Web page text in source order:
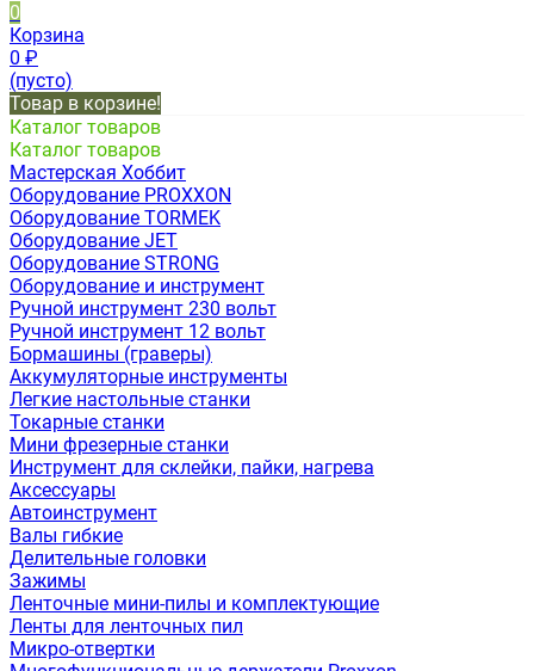
0
Корзина
0 ₽
(пусто)
Товар в корзине!
Каталог товаров
Каталог товаров
Мастерская Хоббит
Оборудование PROXXON
Оборудование TORMEK
Оборудование JET
Оборудование STRONG
Оборудование и инструмент
Ручной инструмент 230 вольт
Ручной инструмент 12 вольт
Бормашины (граверы)
Аккумуляторные инструменты
Легкие настольные станки
Токарные станки
Мини фрезерные станки
Инструмент для склейки, пайки, нагрева
Аксессуары
Автоинструмент
Валы гибкие
Делительные головки
Зажимы
Ленточные мини-пилы и комплектующие
Ленты для ленточных пил
Микро-отвертки